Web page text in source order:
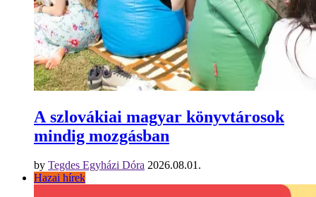
A szlovákiai magyar könyvtárosok
mindig mozgásban
by Tegdes Egyházi Dóra 2026.08.01.
Hazai hírek